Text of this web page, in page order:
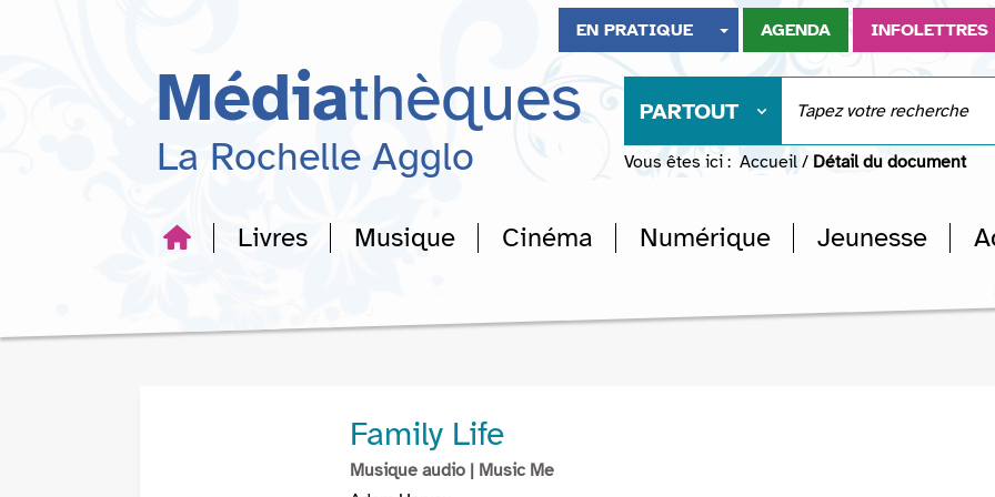
recherche
EN PRATIQUE AGENDA INFOLETTRES
Médiathèques
La Rochelle Agglo
PARTOUT
Vous êtes ici : Accueil / Détail du document
Livres Musique Cinéma Numérique Jeunesse
Family Life
Musique audio | Music Me